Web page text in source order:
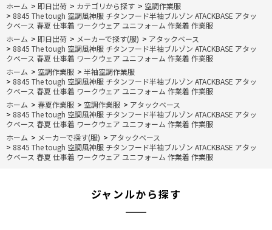
ホーム > 即日出荷 > カテゴリから探す > 空調作業服
> 8845 The tough 空調風神服 チタンフード半袖ブルゾン ATACKBASE アタッ
クベース 春夏 仕事着 ワークウェア ユニフォーム 作業着 作業服
ホーム > 即日出荷 > メーカーで探す(服) > アタックベース
> 8845 The tough 空調風神服 チタンフード半袖ブルゾン ATACKBASE アタッ
クベース 春夏 仕事着 ワークウェア ユニフォーム 作業着 作業服
ホーム > 空調作業服 > 半袖空調作業服
> 8845 The tough 空調風神服 チタンフード半袖ブルゾン ATACKBASE アタッ
クベース 春夏 仕事着 ワークウェア ユニフォーム 作業着 作業服
ホーム > 春夏作業服 > 空調作業服 > アタックベース
> 8845 The tough 空調風神服 チタンフード半袖ブルゾン ATACKBASE アタッ
クベース 春夏 仕事着 ワークウェア ユニフォーム 作業着 作業服
ホーム > メーカーで探す(服) > アタックベース
> 8845 The tough 空調風神服 チタンフード半袖ブルゾン ATACKBASE アタッ
クベース 春夏 仕事着 ワークウェア ユニフォーム 作業着 作業服
ジャンルから探す